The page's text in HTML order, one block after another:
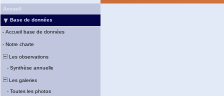
Accueil
Base de données
- Accueil base de données
- Notre charte
Les observations
- Synthèse annuelle
Les galeries
- Toutes les photos